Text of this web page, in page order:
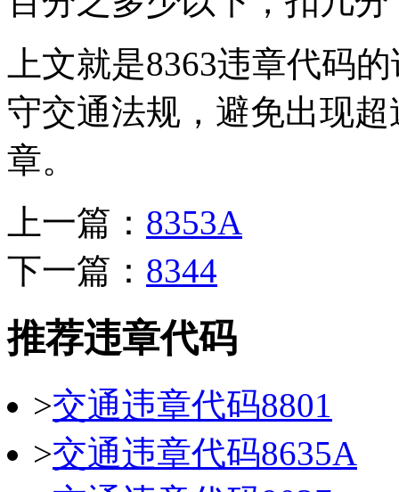
上文就是8363违章代码
守交通法规，避免出现
章。
上一篇： 8353A
下一篇： 8344
推荐违章代码
>交通违章代码8801
>交通违章代码8635A